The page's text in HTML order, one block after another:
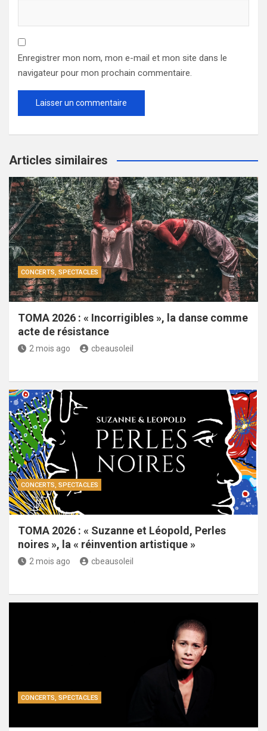
Enregistrer mon nom, mon e-mail et mon site dans le
navigateur pour mon prochain commentaire.
Articles similaires
CONCERTS, SPECTACLES
TOMA 2026 : « Incorrigibles », la danse comme
acte de résistance
2 mois ago cbeausoleil
CONCERTS, SPECTACLES
TOMA 2026 : « Suzanne et Léopold, Perles
noires », la « réinvention artistique »
2 mois ago cbeausoleil
CONCERTS, SPECTACLES